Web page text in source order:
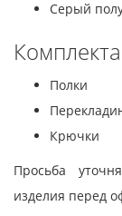
Серый
Полки
Крючки
Просьба
изделия перед